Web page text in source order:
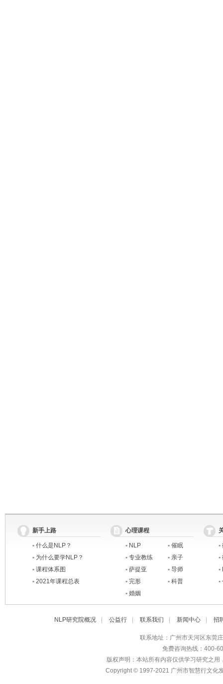
新手上路
▪ 什么是NLP？
▪ 为什么要学NLP？
▪ 课程体系图
▪ 2021年课程总表
心理课程
▪ NLP ▪ 催眠
▪ 专业教练 ▪ 亲子
▪ 萨提亚 ▪ 导师
▪ 完形 ▪ 科普
▪ 婚姻
▪
▪
▪
▪
NLP研究院概况 公益行 联系我们 新闻中心 招
联系地址：广州市天河区东莞
免费咨询热线：
版权声明：本站所有内容仅供学习研究之
Copyright © 1997-2021 广州市智慧行文